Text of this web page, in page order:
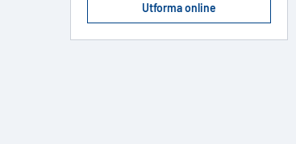
Utforma online